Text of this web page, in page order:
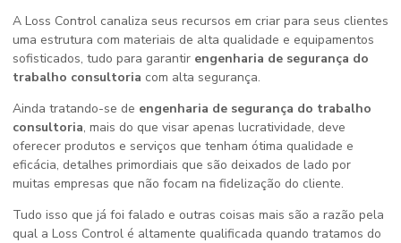
A Loss Control canaliza seus recursos em criar para seus clientes
uma estrutura com materiais de alta qualidade e equipamentos
sofisticados, tudo para garantir engenharia de segurança do
trabalho consultoria com alta segurança.
Ainda tratando-se de engenharia de segurança do trabalho
consultoria, mais do que visar apenas lucratividade, deve
oferecer produtos e serviços que tenham ótima qualidade e
eficácia, detalhes primordiais que são deixados de lado por
muitas empresas que não focam na fidelização do cliente.
Tudo isso que já foi falado e outras coisas mais são a razão pela
qual a Loss Control é altamente qualificada quando tratamos do